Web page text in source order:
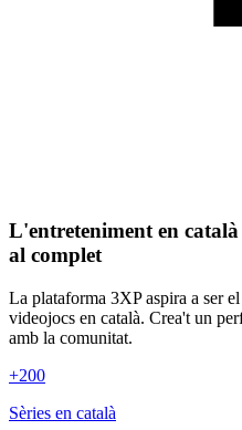
L'entreteniment en català
al complet
La plataforma 3XP aspira a ser
videojocs en català. Crea't un
amb la comunitat.
+200
Sèries en català